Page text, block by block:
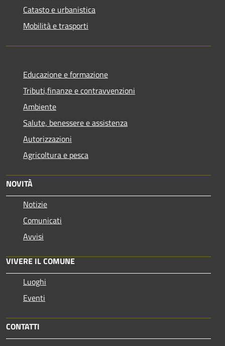
Catasto e urbanistica
Mobilità e trasporti
Educazione e formazione
Tributi,finanze e contravvenzioni
Ambiente
Salute, benessere e assistenza
Autorizzazioni
Agricoltura e pesca
NOVITÀ
Notizie
Comunicati
Avvisi
VIVERE IL COMUNE
Luoghi
Eventi
CONTATTI